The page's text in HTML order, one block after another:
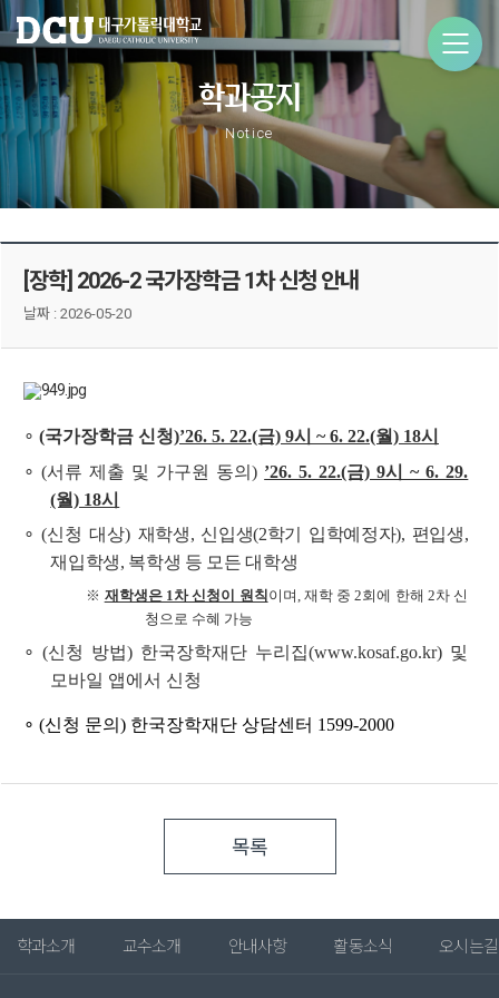
학과공지
Notice
[장학] 2026-2 국가장학금 1차 신청 안내
날짜 : 2026-05-20
∘ (국가장학금 신청)’26. 5. 22.(금) 9시 ~ 6. 22.(월) 18시
∘ (서류 제출 및 가구원 동의) ’26. 5. 22.(금) 9시 ~ 6. 29.
(월) 18시
∘ (신청 대상) 재학생, 신입생(2학기 입학예정자), 편입생,
재입학생, 복학생 등 모든 대학생
※ 재학생은 1차 신청이 원칙 이며, 재학 중 2회에 한해 2차 신
청으로 수혜 가능
∘ (신청 방법) 한국장학재단 누리집(www.kosaf.go.kr) 및
모바일 앱에서 신청
∘ (신청 문의) 한국장학재단 상담센터 1599-2000
목록
학과소개 교수소개 안내사항 활동소식 오시는길